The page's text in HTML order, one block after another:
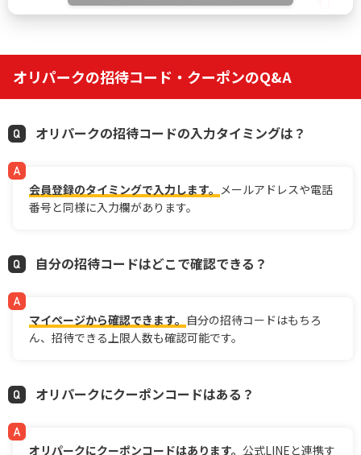
どっかん！トレカ公式サイトを見る
LINE連携で初回最大90％OFF
招待コード EQRZ7C
おりパンダ公式サイトを見る
6オリパワン
2周年大感謝祭イベント開催中！
初回限定LINEクーポン配布中！
下記招待コードで最大1,500コイン！
オリパークの招待コード・クーポンのQ&A
オリパークの招待コードの入力タイミングは？
会員登録のタイミングで入力します。 メールアドレスや電話
番号と同様に入力欄があります。
自分の招待コードはどこで確認できる？
マイページから確認できます。 自分の招待コードはもちろ
ん、招待できる上限人数も確認可能です。
オリパークにクーポンコードはある？
オリパークにクーポンコードはあります。 公式LINEと連携す